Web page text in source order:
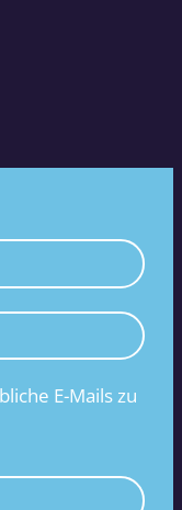
E-Mails zu